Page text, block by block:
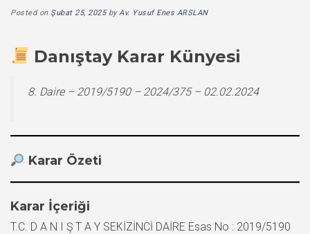
Posted on Şubat 25, 2025byAv. Yusuf Enes ARSLAN
Danıştay Karar Künyesi
8. Daire – 2019/5190 – 2024/375 – 02.02.2024
Karar Özeti
Karar İçeriği
T.C. D A N I Ş T A Y SEKİZİNCİ DAİRE Esas No : 2019/5190